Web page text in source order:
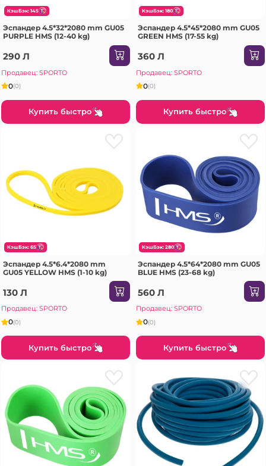
КэшБэк: 145
Эспандер 4.5*32*2080 mm GU05
PURPLE HMS (12-40 kg)
290 Л
Продавец: SPORTO
0(0)
Купить быстро
КэшБэк: 180
Эспандер 4.5*45*2080 mm GU05
GREEN HMS (17-55 kg)
360 Л
Продавец: SPORTO
0(0)
Купить быстро
КэшБэк: 65
Эспандер 4.5*6.4*2080 mm
GU05 YELLOW HMS (1-10 kg)
130 Л
Продавец: SPORTO
0(0)
Купить быстро
КэшБэк: 280
Эспандер 4.5*64*2080 mm GU05
BLUE HMS (23-68 kg)
560 Л
Продавец: SPORTO
0(0)
Купить быстро